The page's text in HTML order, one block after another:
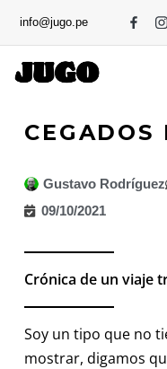
info@jugo.pe
Gustavo Rodríguez
09/10/2021
Crónica de un viaje
Soy un tipo que no
mostrar, digamos